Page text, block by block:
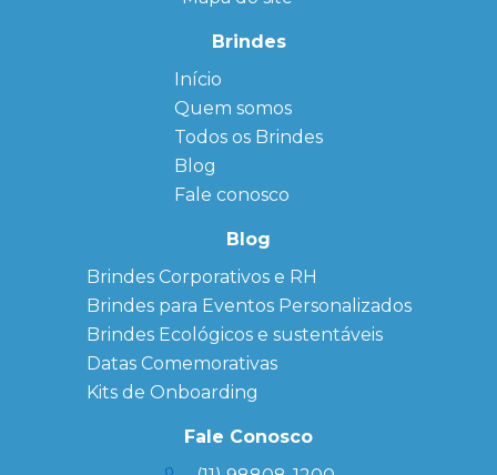
Brindes
Início
Quem somos
← Back
FAQ
Sitemap
Todos os Brindes
← Back
Agendas
Personalizadas
Personalizado
personalizados
Brindes
Corporativos
Copos Térmicos
Personalizados
Datas Especiais
Ecobag
Personalizada
Kits
Blog
Fale conosco
Blog
Brindes Corporativos e RH
Brindes para Eventos Personalizados
Brindes Ecológicos e sustentáveis
Datas Comemorativas
Kits de Onboarding
Fale Conosco